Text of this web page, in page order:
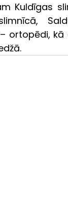
Kuldīgas
ortopēdi, kā